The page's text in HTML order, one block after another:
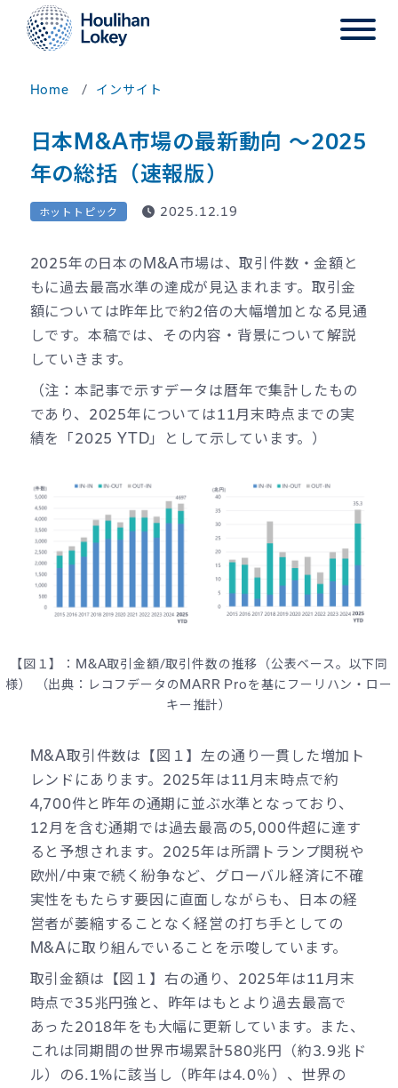
Home インサイト
日本M&A市場の最新動向 ～2025
年の総括（速報版）
ホットトピック 2025.12.19
2025年の日本のM&A市場は、取引件数・金額と
もに過去最高水準の達成が見込まれます。取引金
額については昨年比で約2倍の大幅増加となる見通
しです。本稿では、その内容・背景について解説
していきます。
（注：本記事で示すデータは暦年で集計したもの
であり、2025年については11月末時点までの実
績を「2025 YTD」として示しています。）
【図１】：M&A取引金額/取引件数の推移（公表ベース。以下同
様） （出典：レコフデータのMARR Proを基にフーリハン・ロー
キー推計）
M&A取引件数は【図１】左の通り一貫した増加ト
レンドにあります。2025年は11月末時点で約
4,700件と昨年の通期に並ぶ水準となっており、
12月を含む通期では過去最高の5,000件超に達す
ると予想されます。2025年は所謂トランプ関税や
欧州/中東で続く紛争など、グローバル経済に不確
実性をもたらす要因に直面しながらも、日本の経
営者が萎縮することなく経営の打ち手としての
M&Aに取り組んでいることを示唆しています。
取引金額は【図１】右の通り、2025年は11月末
時点で35兆円強と、昨年はもとより過去最高で
あった2018年をも大幅に更新しています。また、
これは同期間の世界市場累計580兆円（約3.9兆ド
ル）の6.1%に該当し（昨年は4.0％）、世界の